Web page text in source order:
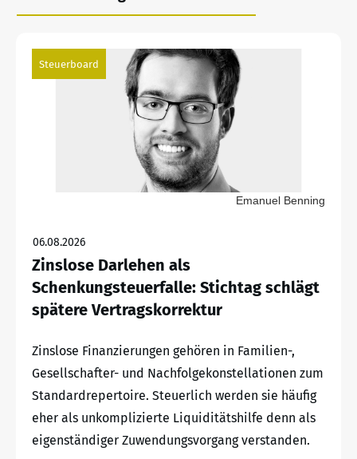
Steuerboard
Emanuel Benning
06.08.2026
Zinslose Darlehen als
Schenkungsteuerfalle: Stichtag schlägt
spätere Vertragskorrektur
Zinslose Finanzierungen gehören in Familien-,
Gesellschafter- und Nachfolgekonstellationen zum
Standardrepertoire. Steuerlich werden sie häufig
eher als unkomplizierte Liquiditätshilfe denn als
eigenständiger Zuwendungsvorgang verstanden.